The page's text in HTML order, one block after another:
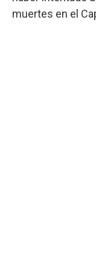
muertes en el